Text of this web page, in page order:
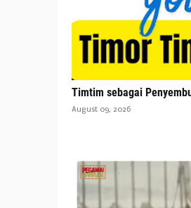
Timtim sebagai
August 09, 2026